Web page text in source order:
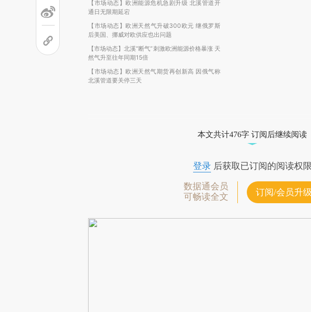
【市场动态】欧洲能源危机急剧升级 北溪管道开
通日无限期延宕
【市场动态】欧洲天然气升破300欧元 继俄罗斯
后美国、挪威对欧供应也出问题
【市场动态】北溪“断气”刺激欧洲能源价格暴涨 天
然气升至往年同期15倍
【市场动态】欧洲天然气期货再创新高 因俄气称
北溪管道要关停三天
本文共计476字 订阅后继续阅读
登录后获取已订阅的阅读权限
数据通会员
可畅读全文
订阅/会员升级